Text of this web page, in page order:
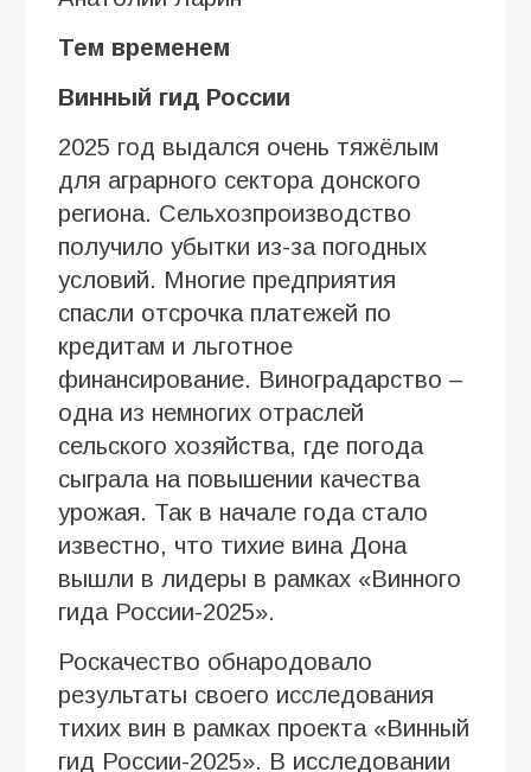
Тем временем
Винный гид России
2025 год выдался очень тяжёлым
для аграрного сектора донского
региона. Сельхозпроизводство
получило убытки из-за погодных
условий. Многие предприятия
спасли отсрочка платежей по
кредитам и льготное
финансирование. Виноградарство –
одна из немногих отраслей
сельского хозяйства, где погода
сыграла на повышении качества
урожая. Так в начале года стало
известно, что тихие вина Дона
вышли в лидеры в рамках «Винного
гида России-2025».
Роскачество обнародовало
результаты своего исследования
тихих вин в рамках проекта «Винный
гид России-2025». В исследовании